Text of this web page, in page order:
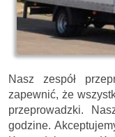
Nasz zespół
zapewnić, że
przeprowadzki.
godzine.